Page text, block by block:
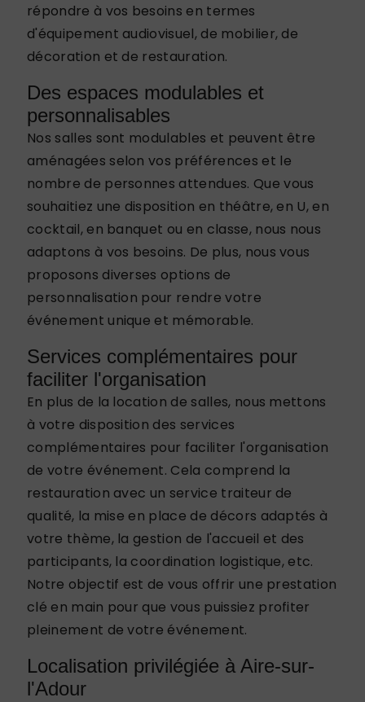
répondre à vos besoins en termes
d'équipement audiovisuel, de mobilier, de
décoration et de restauration.
Des espaces modulables et
personnalisables
Nos salles sont modulables et peuvent être
aménagées selon vos préférences et le
nombre de personnes attendues. Que vous
souhaitiez une disposition en théâtre, en U, en
cocktail, en banquet ou en classe, nous nous
adaptons à vos besoins. De plus, nous vous
proposons diverses options de
personnalisation pour rendre votre
événement unique et mémorable.
Services complémentaires pour
faciliter l'organisation
En plus de la location de salles, nous mettons
à votre disposition des services
complémentaires pour faciliter l'organisation
de votre événement. Cela comprend la
restauration avec un service traiteur de
qualité, la mise en place de décors adaptés à
votre thème, la gestion de l'accueil et des
participants, la coordination logistique, etc.
Notre objectif est de vous offrir une prestation
clé en main pour que vous puissiez profiter
pleinement de votre événement.
Localisation privilégiée à Aire-sur-
l'Adour